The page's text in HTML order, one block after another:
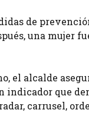
de
una mujer
el alcalde
indicador que
carrusel,